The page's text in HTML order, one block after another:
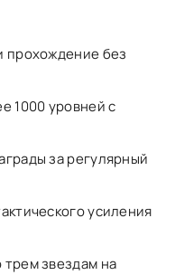
прохождение без
1000 уровней с
за регулярный
усиления
звездам на